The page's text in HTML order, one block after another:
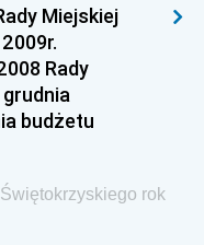
Miar
i Rozwoju Wsi
Narodowej i
i Nauki
Narodowej
Morskiej
Miejskiej
Rady
budżetu
rok